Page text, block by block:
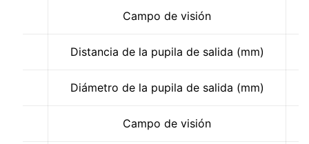
Campo de visión
Distancia de la pupila de salida (mm)
Diámetro de la pupila de salida (mm)
Campo de visión